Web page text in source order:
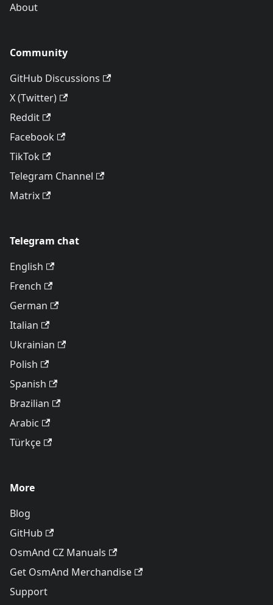
About
Community
GitHub Discussions
X (Twitter)
Reddit
Facebook
TikTok
Telegram Channel
Matrix
Telegram chat
English
French
German
Italian
Ukrainian
Polish
Spanish
Brazilian
Arabic
Türkçe
More
Blog
GitHub
OsmAnd CZ Manuals
Get OsmAnd Merchandise
Support